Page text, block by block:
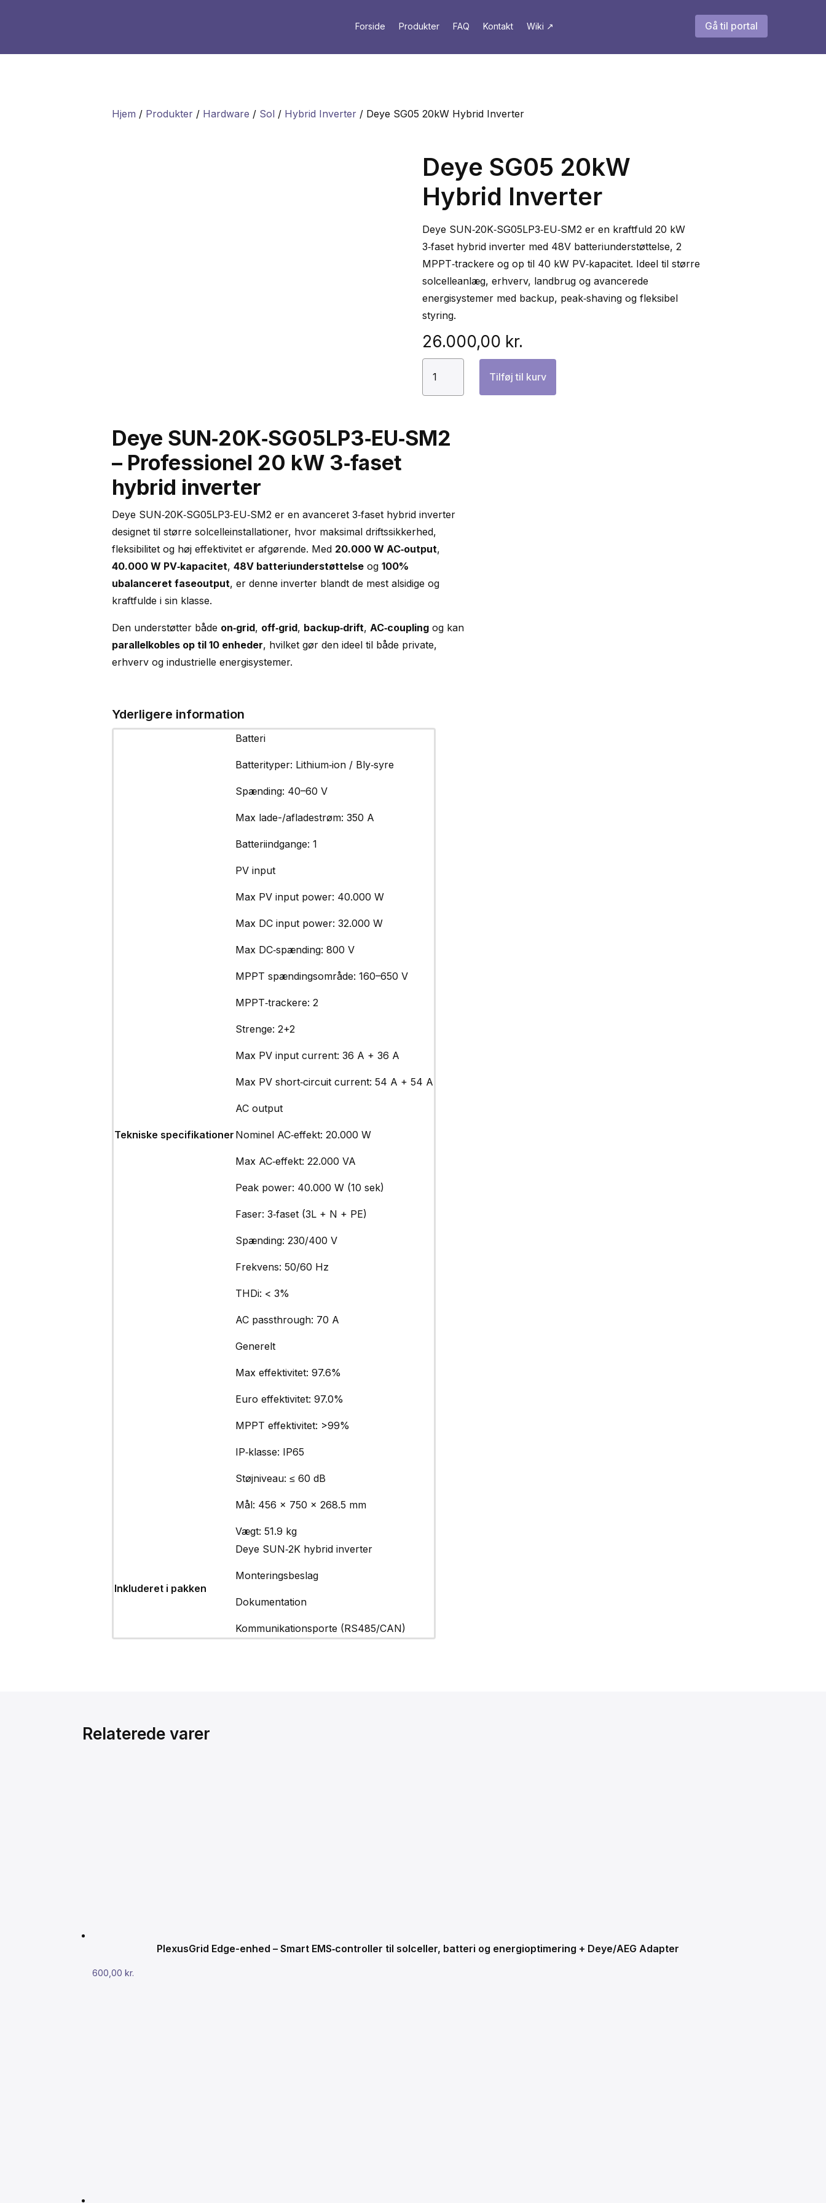
Forside Produkter FAQ Kontakt Wiki ↗ Gå til portal
Hjem / Produkter / Hardware / Sol / Hybrid Inverter / Deye SG05 20kW Hybrid Inverter
Deye SG05 20kW
Hybrid Inverter
Deye SUN‑20K‑SG05LP3‑EU‑SM2 er en kraftfuld 20 kW
3‑faset hybrid inverter med 48V batteriunderstøttelse, 2
MPPT‑trackere og op til 40 kW PV‑kapacitet. Ideel til større
solcelleanlæg, erhverv, landbrug og avancerede
energisystemer med backup, peak‑shaving og fleksibel
styring.
26.000,00 kr.
SG05
20kW
Inverter
antal
Tilføj til kurv
Deye SUN‑20K‑SG05LP3‑EU‑SM2
– Professionel 20 kW 3‑faset
hybrid inverter
Deye SUN‑20K‑SG05LP3‑EU‑SM2 er en avanceret 3‑faset hybrid inverter
designet til større solcelleinstallationer, hvor maksimal driftssikkerhed,
fleksibilitet og høj effektivitet er afgørende. Med 20.000 W AC‑output,
40.000 W PV‑kapacitet,48V batteriunderstøttelse og100%
ubalanceret faseoutput, er denne inverter blandt de mest alsidige og
kraftfulde i sin klasse.
Den understøtter både on‑grid, off‑grid, backup‑drift,AC‑coupling og kan
parallelkobles op til 10 enheder, hvilket gør den ideel til både private,
erhverv og industrielle energisystemer.
Yderligere information
Tekniske specifikationer
Batteri
Batterityper: Lithium‑ion / Bly‑syre
Spænding: 40–60 V
Max lade-/aflade­strøm: 350 A
Batteriindgange: 1
PV input
Max PV input power: 40.000 W
Max DC input power: 32.000 W
Max DC‑spænding: 800 V
MPPT spændingsområde: 160–650 V
MPPT‑trackere: 2
Strenge: 2+2
Max PV input current: 36 A + 36 A
Max PV short‑circuit current: 54 A + 54 A
AC output
Nominel AC‑effekt: 20.000 W
Max AC‑effekt: 22.000 VA
Peak power: 40.000 W (10 sek)
Faser: 3‑faset (3L + N + PE)
Spænding: 230/400 V
Frekvens: 50/60 Hz
THDi: < 3%
AC passthrough: 70 A
Generelt
Max effektivitet: 97.6%
Euro effektivitet: 97.0%
MPPT effektivitet: >99%
IP‑klasse: IP65
Støjniveau: ≤ 60 dB
Mål: 456 × 750 × 268.5 mm
Vægt: 51.9 kg
Inkluderet i pakken
Deye SUN‑2K hybrid inverter
Monteringsbeslag
Dokumentation
Kommunikationsporte (RS485/CAN)
Relaterede varer
PlexusGrid Edge-enhed – Smart EMS‑controller til solceller, batteri og energioptimering + Deye/AEG Adapter
600,00kr.